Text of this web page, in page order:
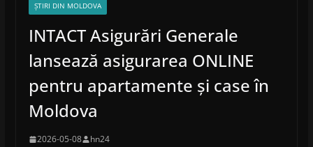
ȘTIRI DIN MOLDOVA
INTACT Asigurări Generale
lansează asigurarea ONLINE
pentru apartamente și case în
Moldova
2026-05-08 hn24